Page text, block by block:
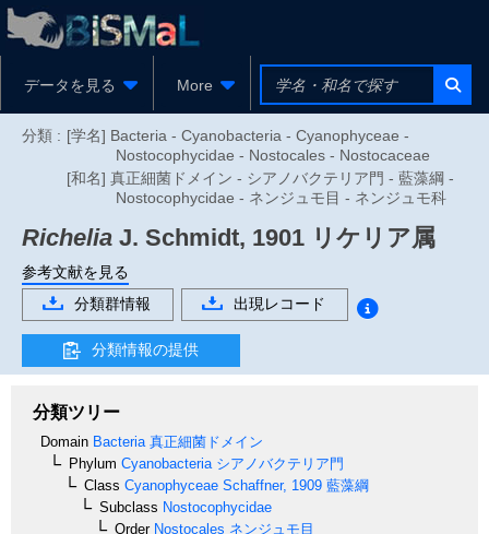
データを見る More
分類 : [学名] Bacteria - Cyanobacteria - Cyanophyceae -
Nostocophycidae - Nostocales - Nostocaceae
[和名] 真正細菌ドメイン - シアノバクテリア門 - 藍藻綱 -
Nostocophycidae - ネンジュモ目 - ネンジュモ科
Richelia J. Schmidt, 1901 リケリア属
参考文献を見る
分類群情報
出現レコード
分類情報の提供
分類ツリー
Domain Bacteria 真正細菌ドメイン
Phylum Cyanobacteria シアノバクテリア門
Class Cyanophyceae Schaffner, 1909 藍藻綱
Subclass Nostocophycidae
OrderNostocales ネンジュモ目